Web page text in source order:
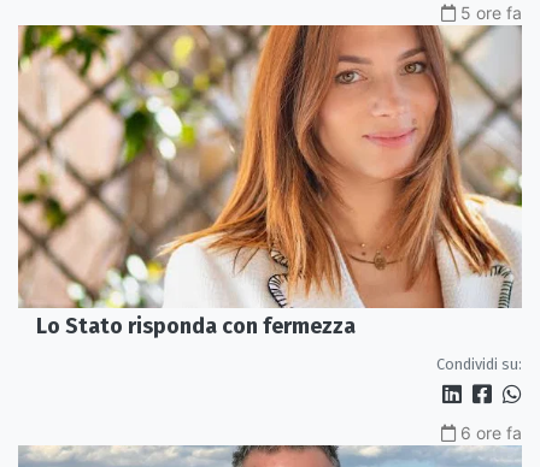
5 ore fa
Lo Stato risponda con fermezza
Condividi su:
6 ore fa